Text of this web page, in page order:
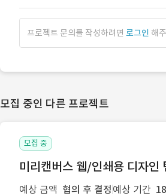
프로젝트 문의를 작성하려면 로그인 해
모집 중인 다른 프로젝트
모집 중
미리캔버스 웹/인쇄용 디자인
예상 금액 협의 후 결정 예상 기간